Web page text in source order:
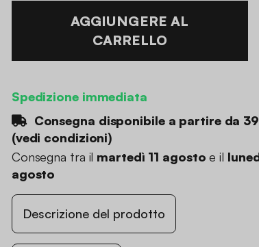
AGGIUNGERE AL
CARRELLO
Spedizione immediata
Consegna disponibile a partire da
(vedi condizioni)
Consegna tra il martedì 11 agosto e il
agosto
Descrizione del prodotto